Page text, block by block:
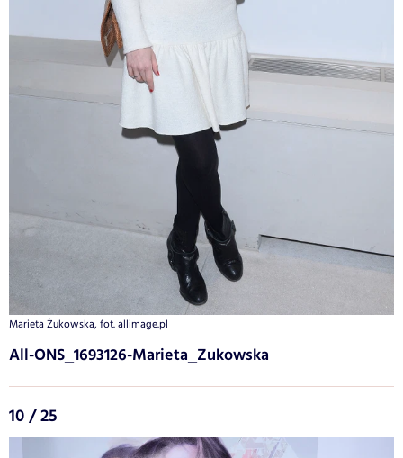
Marieta Żukowska, fot. allimage.pl
All-ONS_1693126-Marieta_Zukowska
10 / 25